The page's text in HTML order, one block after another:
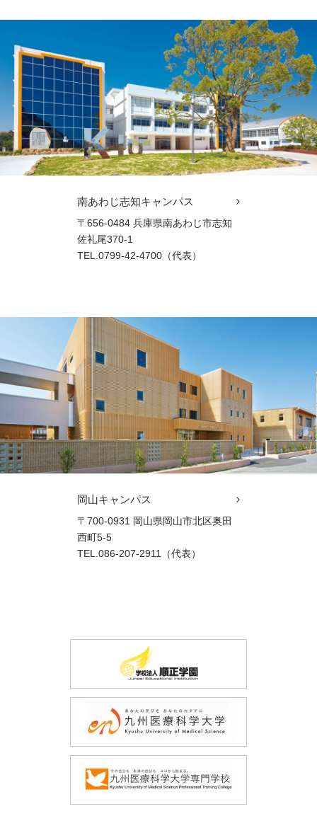
南あわじ志知キャンパス
〒656-0484 兵庫県南あわじ市志知
佐礼尾370-1
TEL.0799-42-4700（代表）
岡山キャンパス
〒700-0931 岡山県岡山市北区奥田
西町5-5
TEL.086-207-2911（代表）